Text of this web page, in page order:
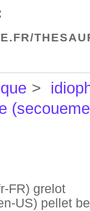
>
FR) grelot
US) pellet